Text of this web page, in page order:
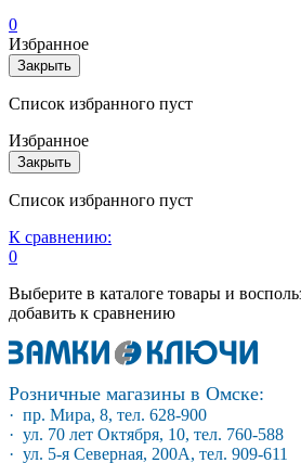
0
Избранное
Закрыть
Список избранного пуст
Избранное
Закрыть
Список избранного пуст
К сравнению:
0
Выберите в каталоге товары и
добавить к сравнению
Розничные магазины в Омске:
· пр. Мира, 8, тел. 628-900
· ул. 70 лет Октября, 10, тел. 760-588
· ул. 5-я Северная, 200А, тел. 909-611